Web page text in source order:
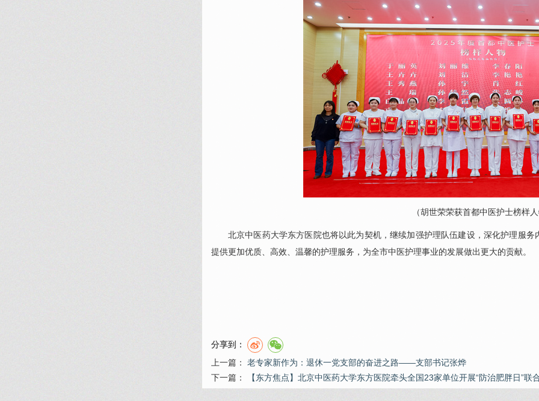
（胡世荣荣获首都中医护士榜样
北京中医药大学东方医院也将以此为契机，继续加强护理队伍建设，深化护理服
提供更加优质、高效、温馨的护理服务，为全市中医护理事业的发展做出更大的贡献。
分享到：
上一篇：
老专家新作为：退休一党支部的奋进之路——支部书记张烨
下一篇：
【东方焦点】北京中医药大学东方医院牵头全国23家单位开展“防治肥胖日”